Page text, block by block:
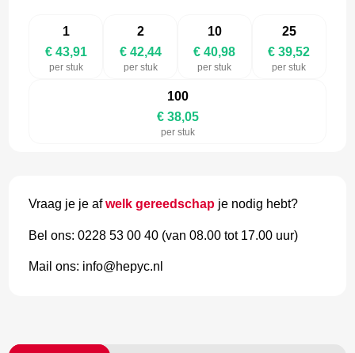
1
€ 43,91
per stuk
2
€ 42,44
per stuk
10
€ 40,98
per stuk
25
€ 39,52
per stuk
100
€ 38,05
per stuk
Vraag je je afwelk gereedschap je nodig hebt?
Bel ons: 0228 53 00 40 (van 08.00 tot 17.00 uur)
Mail ons: info@hepyc.nl